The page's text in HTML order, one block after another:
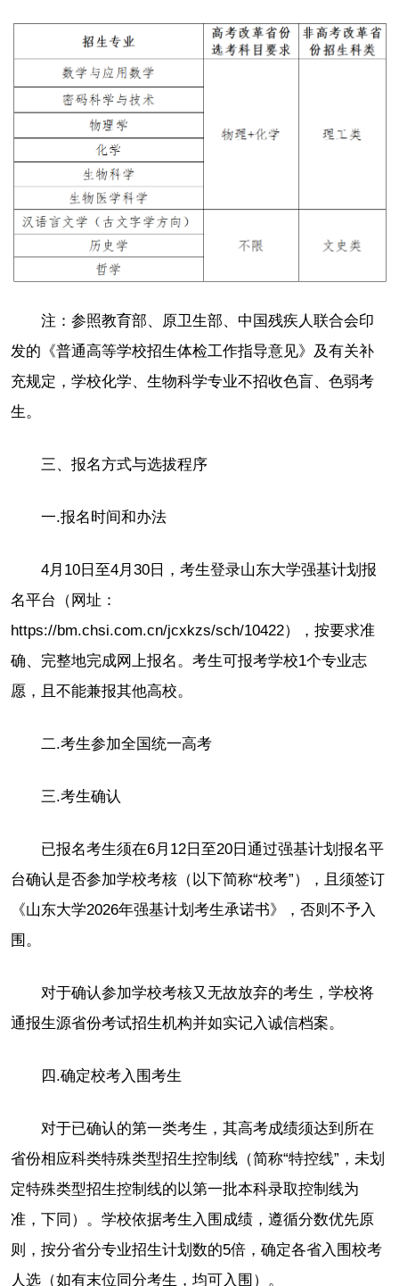
注：参照教育部、原卫生部、中国残疾人联合会印
发的《普通高等学校招生体检工作指导意见》及有关补
充规定，学校化学、生物科学专业不招收色盲、色弱考
生。
三、报名方式与选拔程序
一.报名时间和办法
4月10日至4月30日，考生登录山东大学强基计划报
名平台（网址：
https://bm.chsi.com.cn/jcxkzs/sch/10422），按要求准
确、完整地完成网上报名。考生可报考学校1个专业志
愿，且不能兼报其他高校。
二.考生参加全国统一高考
三.考生确认
已报名考生须在6月12日至20日通过强基计划报名平
台确认是否参加学校考核（以下简称“校考”），且须签订
《山东大学2026年强基计划考生承诺书》，否则不予入
围。
对于确认参加学校考核又无故放弃的考生，学校将
通报生源省份考试招生机构并如实记入诚信档案。
四.确定校考入围考生
对于已确认的第一类考生，其高考成绩须达到所在
省份相应科类特殊类型招生控制线（简称“特控线”，未划
定特殊类型招生控制线的以第一批本科录取控制线为
准，下同）。学校依据考生入围成绩，遵循分数优先原
则，按分省分专业招生计划数的5倍，确定各省入围校考
人选（如有末位同分考生，均可入围）。